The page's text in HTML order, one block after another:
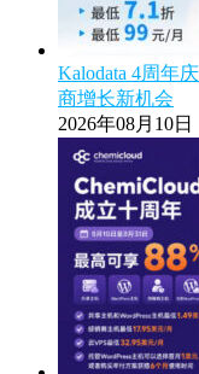
Kalodata 4周年
商增长新机会
2026年08月10日